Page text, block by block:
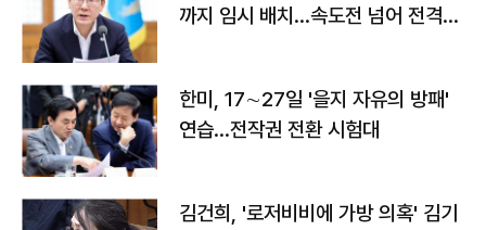
까지 임시 배치…속도전 넘어 전격
한미, 17∼27일 '을지 자유의 방패'
연습…전작권 전환 시험대
김건희, '로저비비에 가방 의혹' 김기